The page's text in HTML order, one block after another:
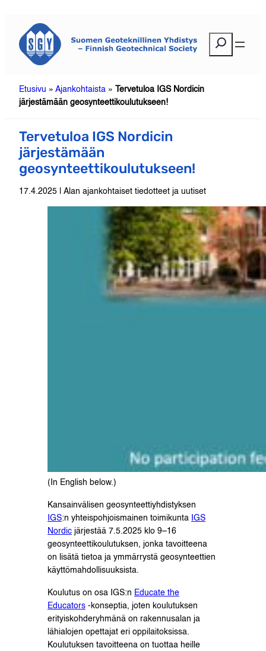
sisältöön
Etusivu » Ajankohtaista »
Tervetuloa IGS Nordicin
järjestämään geosynteettikoulutukseen!
Tervetuloa IGS Nordicin
järjestämään
geosynteettikoulutukseen!
17.4.2025 | Alan ajankohtaiset tiedotteet ja uutiset
(In English below.)
Kansainvälisen geosynteettiyhdistyksen
IGS:n yhteispohjoismainen toimikunta IGS
Nordic järjestää 7.5.2025 klo 9–16
geosynteettikoulutuksen, jonka tavoitteena
on lisätä tietoa ja ymmärrystä geosynteettien
käyttömahdollisuuksista.
Koulutus on osa IGS:n Educate the
Educators -konseptia, joten koulutuksen
erityiskohderyhmänä on rakennusalan ja
lähialojen opettajat eri oppilaitoksissa.
Koulutuksen tavoitteena on tuottaa heille